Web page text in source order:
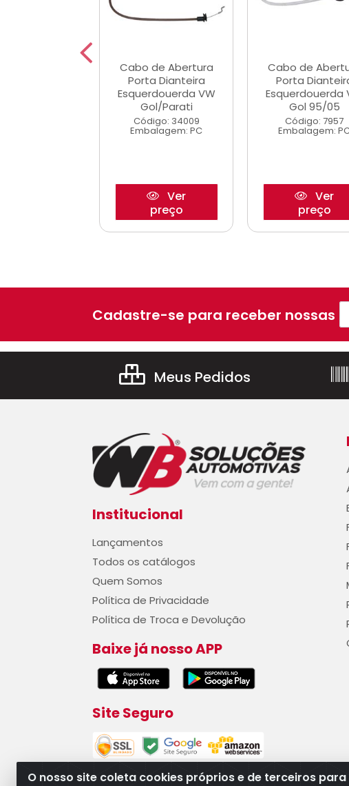
Cabo de Abertura
Porta Dianteira
Esquerdouerda VW
Gol/Parati
Código: 34009
Embalagem: PC
Ver
preço
Cabo de
Porta
Esquerdouerda
Gol 95/05
Código: 7957
Embalagem:
Ver
preço
O nosso site coleta cookies próprios e de terceiros para
Cadastre-se para receber nossas
Meus Pedidos
Institucional
Lançamentos
Todos os catálogos
Quem Somos
Política de Privacidade
Política de Troca e Devolução
Baixe já nosso APP
Site Seguro